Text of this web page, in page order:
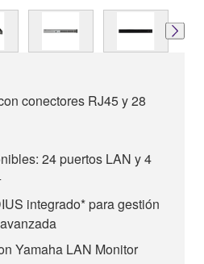
conectores RJ45 y 28
24 puertos LAN y 4
integrado* para gestión
Yamaha LAN Monitor